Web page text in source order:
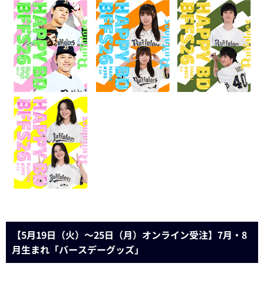
【5月19日（火）～25日（月）オンライン受注】7月・8
月生まれ「バースデーグッズ」